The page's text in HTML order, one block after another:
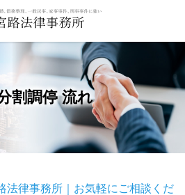
割調停 流れ
法律事務所｜お気軽にご相談くだ